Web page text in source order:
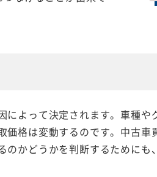
よって決定されます。車種
格は変動するのです。中古
かどうかを判断するために